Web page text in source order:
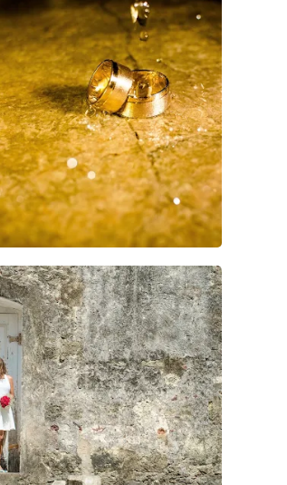
0 0 0
3 2 0